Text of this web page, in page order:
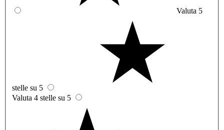
Valuta 5
stelle su 5
Valuta 4 stelle su 5